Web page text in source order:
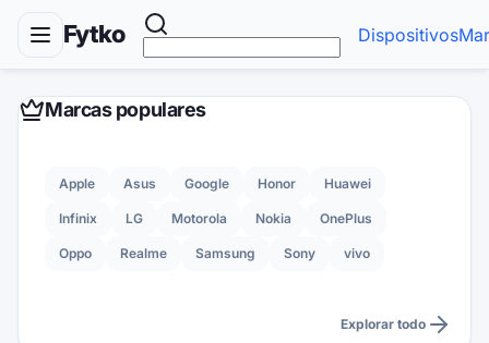
Fytko Dispositivos
Marcas populares
Apple Asus Google Honor Huawei
Infinix LG Motorola Nokia OnePlus
Oppo Realme Samsung Sony vivo
Explorar todo